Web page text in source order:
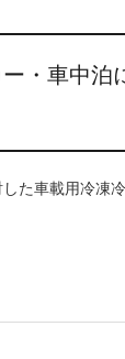
・車中泊
た車載用冷凍